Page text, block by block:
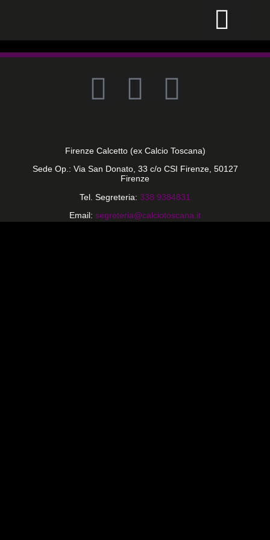
Firenze Calcetto (ex Calcio Toscana)
Sede Op.: Via San Donato, 33 c/o CSI Firenze, 50127
Firenze
Tel. Segreteria: 338 9384831
Email: segreteria@calciotoscana.it